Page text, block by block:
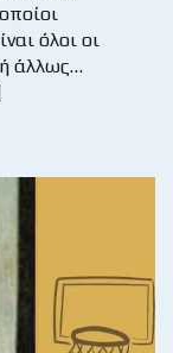
όλοι οι
ή άλλως…